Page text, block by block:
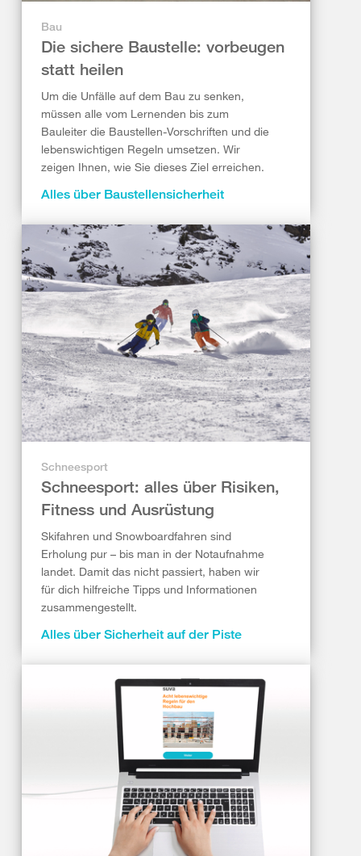
Bau
Die sichere Baustelle: vorbeugen
statt heilen
Um die Unfälle auf dem Bau zu senken,
müssen alle vom Lernenden bis zum
Bauleiter die Baustellen-Vorschriften und die
lebenswichtigen Regeln umsetzen. Wir
zeigen Ihnen, wie Sie dieses Ziel erreichen.
Alles über Baustellensicherheit
Schneesport
Schneesport: alles über Risiken,
Fitness und Ausrüstung
Skifahren und Snowboardfahren sind
Erholung pur – bis man in der Notaufnahme
landet. Damit das nicht passiert, haben wir
für dich hilfreiche Tipps und Informationen
zusammengestellt.
Alles über Sicherheit auf der Piste